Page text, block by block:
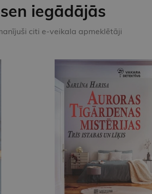
iegādājās
citi e-veikala apmeklētāji